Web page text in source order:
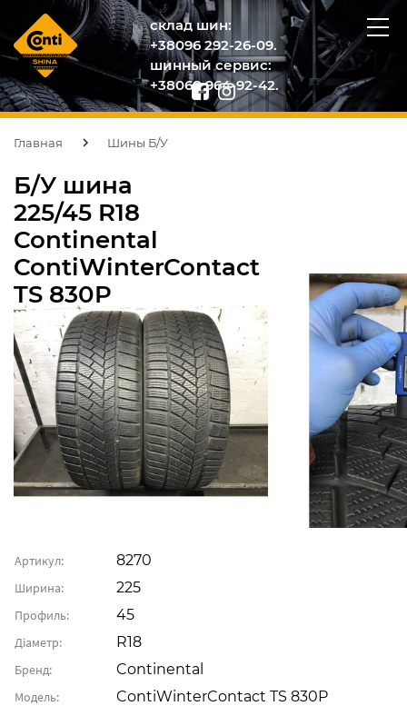
склад шин:
+38096 292-26-09.
шинный сервис:
+38068 964-92-42.
Главная Шины Б/У
Б/У шина
225/45 R18
Continental
ContiWinterContact
TS 830P
Артикул: 8270
Ширина: 225
Профиль: 45
Діаметр: R18
Бренд: Continental
Модель: ContiWinterContact TS 830P